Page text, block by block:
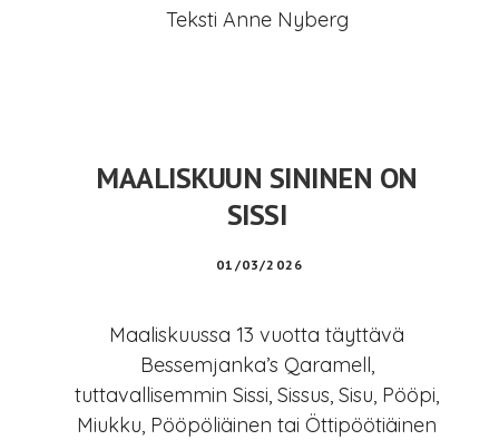
Teksti Anne Nyberg
MAALISKUUN SININEN ON
SISSI
01/03/2026
Maaliskuussa 13 vuotta täyttävä
Bessemjanka’s Qaramell,
tuttavallisemmin Sissi, Sissus, Sisu, Pööpi,
Miukku, Pööpöliäinen tai Öttipöötiäinen